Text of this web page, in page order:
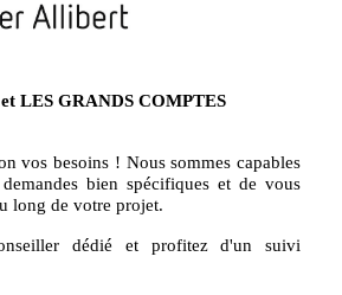
LES GRANDS COMPTES
vos besoins ! Nous sommes capables
bien spécifiques et de vous
long de votre projet.
dédié et profitez d'un suivi